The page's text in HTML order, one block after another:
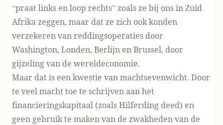
“praat links en loop rechts” zoals ze bij ons in Zuid
Afrika zeggen, maar dat ze zich ook konden
verzekeren van reddingsoperaties door
Washington, Londen, Berlijn en Brussel, door
gijzeling van de wereldeconomie.
Maar dat is een kwestie van machtsevenwicht. Door
te veel macht toe te schrijven aan het
financieringskapitaal (zoals Hilferding deed) en
geen gebruik te maken van de zwakheden van de